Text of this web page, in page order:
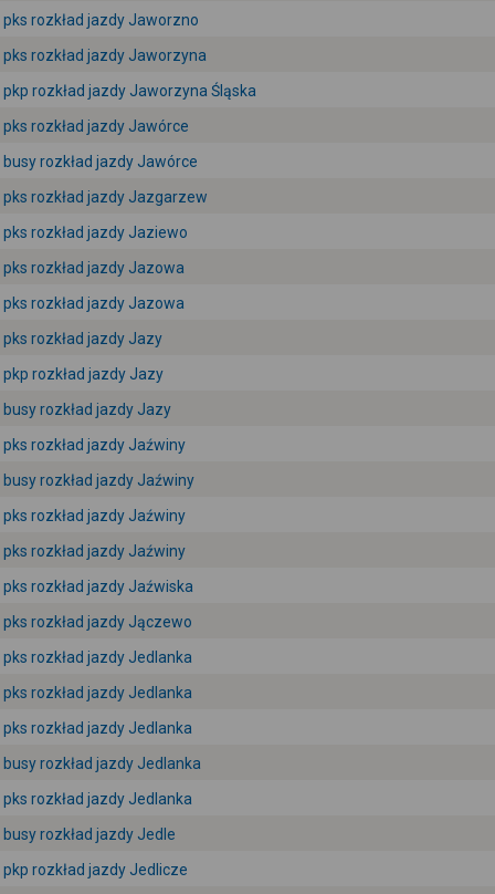
pks rozkład jazdy Jaworzno
pks rozkład jazdy Jaworzyna
pkp rozkład jazdy Jaworzyna Śląska
pks rozkład jazdy Jawórce
busy rozkład jazdy Jawórce
pks rozkład jazdy Jazgarzew
pks rozkład jazdy Jaziewo
pks rozkład jazdy Jazowa
pks rozkład jazdy Jazowa
pks rozkład jazdy Jazy
pkp rozkład jazdy Jazy
busy rozkład jazdy Jazy
pks rozkład jazdy Jaźwiny
busy rozkład jazdy Jaźwiny
pks rozkład jazdy Jaźwiny
pks rozkład jazdy Jaźwiny
pks rozkład jazdy Jaźwiska
pks rozkład jazdy Jączewo
pks rozkład jazdy Jedlanka
pks rozkład jazdy Jedlanka
pks rozkład jazdy Jedlanka
busy rozkład jazdy Jedlanka
pks rozkład jazdy Jedlanka
busy rozkład jazdy Jedle
pkp rozkład jazdy Jedlicze